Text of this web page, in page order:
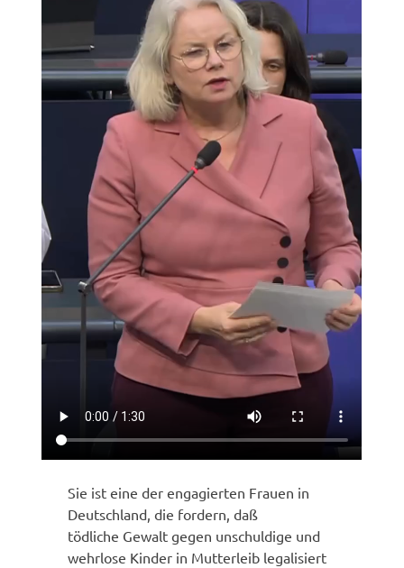
Sie ist eine der engagierten Frauen in
Deutschland, die fordern, daß
tödliche Gewalt gegen unschuldige und
wehrlose Kinder in Mutterleib legalisiert